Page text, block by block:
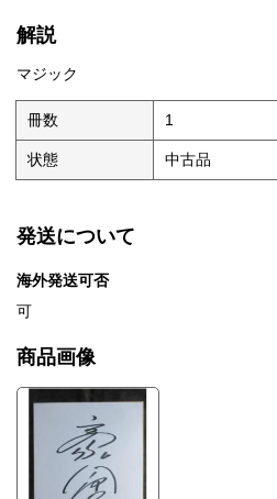
解説
マジック
冊数 1
状態 中古品
発送について
海外発送可否
可
商品画像